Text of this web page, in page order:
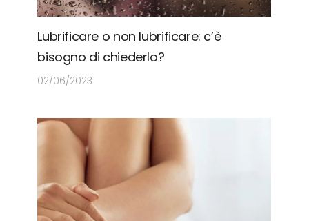
Lubrificare o non lubrificare: c’è
bisogno di chiederlo?
02/06/2023